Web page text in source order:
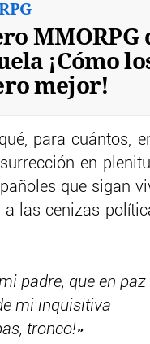
MMORPG
¡Cómo
mejor!
para cuántos,
en
que sigan
a las cenizas
padre, que en paz
mi inquisitiva
tronco!»